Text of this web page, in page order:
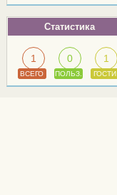
Статистика
1
ВСЕГО
0
ПОЛЬЗ.
1
ГОСТИ